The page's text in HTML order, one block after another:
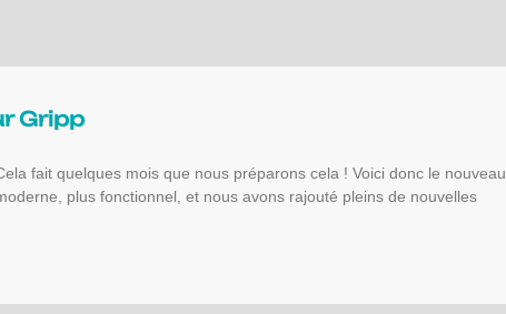
Gripp
fait quelques mois que nous préparons cela ! Voici donc le nouveau
plus fonctionnel, et nous avons rajouté pleins de nouvelles